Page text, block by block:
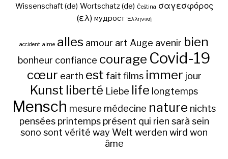
Wissenschaft (de) Wortschatz (de) Čeština σαγεσφόρος
(ελ) мудрост Ἑλληνική
accident aime alles amour art Auge avenir bien
bonheur confiance courage Covid-19
cœur earth est fait films immer jour
Kunst liberté Liebe life longtemps
Mensch mesure médecine nature nichts
pensées printemps présent qui rien sarà sein
sono sont vérité way Welt werden wird won
âme